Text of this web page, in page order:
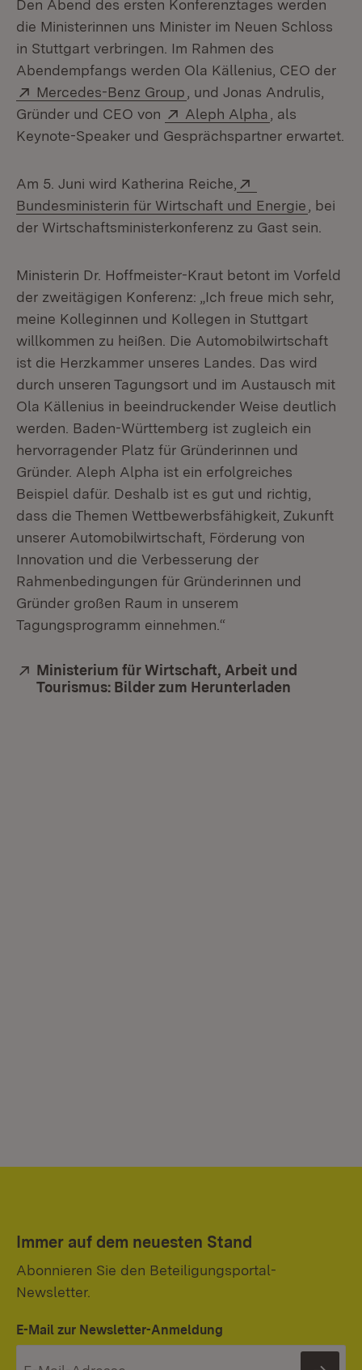
Den Abend des ersten Konferenztages werden
die Ministerinnen uns Minister im Neuen Schloss
in Stuttgart verbringen. Im Rahmen des
Abendempfangs werden Ola Källenius, CEO der
Extern:
Mercedes-Benz Group (Öffnet in neuem Fenster)
, und Jonas Andrulis,
Gründer und CEO von
Extern:
Aleph Alpha (Öffnet in
, als
Keynote-Speaker und Gesprächspartner erwartet.
Am 5. Juni wird Katherina Reiche,
Bundesministerin für Wirtschaft und Energie (Öffnet
, bei
der Wirtschaftsministerkonferenz zu Gast sein.
Ministerin Dr. Hoffmeister-Kraut betont im Vorfeld
der zweitägigen Konferenz: „Ich freue mich sehr,
meine Kolleginnen und Kollegen in Stuttgart
willkommen zu heißen. Die Automobilwirtschaft
ist die Herzkammer unseres Landes. Das wird
durch unseren Tagungsort und im Austausch mit
Ola Källenius in beeindruckender Weise deutlich
werden. Baden-Württemberg ist zugleich ein
hervorragender Platz für Gründerinnen und
Gründer. Aleph Alpha ist ein erfolgreiches
Beispiel dafür. Deshalb ist es gut und richtig,
dass die Themen Wettbewerbsfähigkeit, Zukunft
unserer Automobilwirtschaft, Förderung von
Innovation und die Verbesserung der
Rahmenbedingungen für Gründerinnen und
Gründer großen Raum in unserem
Tagungsprogramm einnehmen.“
Extern:
Ministerium für Wirtschaft, Arbeit und
Tourismus: Bilder zum Herunterladen
Immer auf dem neuesten Stand
Abonnieren Sie den Beteiligungsportal-
Newsletter.
E-Mail zur Newsletter-Anmeldung